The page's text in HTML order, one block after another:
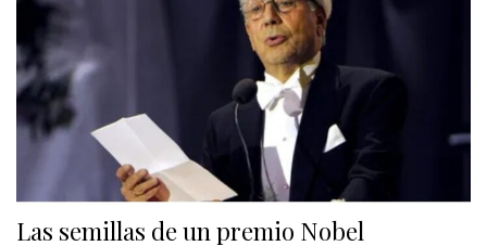
Las semillas de un premio Nobel